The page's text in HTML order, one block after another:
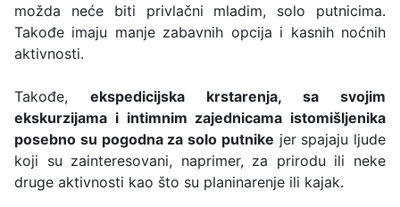
možda neće biti privlačni mladim, solo putnicima.
Takođe imaju manje zabavnih opcija i kasnih noćnih
aktivnosti.
Takođe, ekspedicijska krstarenja, sa svojim
ekskurzijama i intimnim zajednicama istomišljenika
posebno su pogodna za solo putnike jer spajaju ljude
koji su zainteresovani, naprimer, za prirodu ili neke
druge aktivnosti kao što su planinarenje ili kajak.